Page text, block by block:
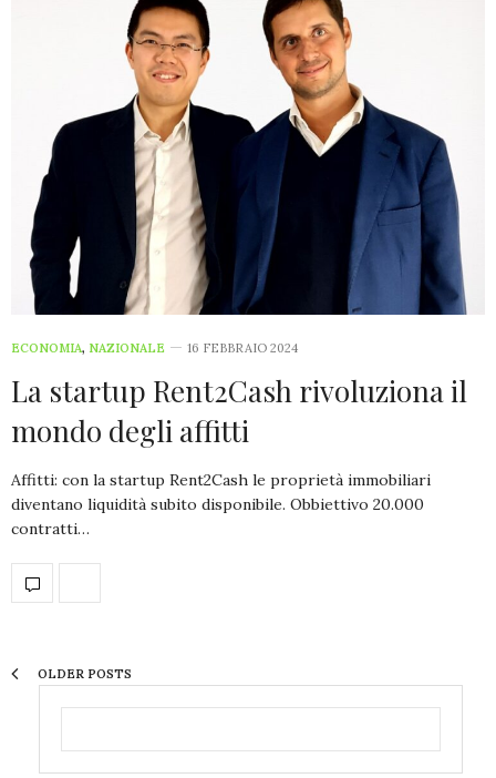
ECONOMIA, NAZIONALE 16 FEBBRAIO 2024
La startup Rent2Cash rivoluziona il
mondo degli affitti
Affitti: con la startup Rent2Cash le proprietà immobiliari
diventano liquidità subito disponibile. Obbiettivo 20.000
contratti…
OLDER POSTS